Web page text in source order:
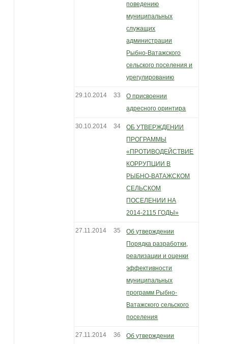
поведению
муниципальных
служащих
администрации
Рыбно-Ватажского
сельского поселения и
урегулированию
29.10.2014 33
О присвоении
адресного оринтира
30.10.2014 34
ОБ УТВЕРЖДЕНИИ
ПРОГРАММЫ
«ПРОТИВОДЕЙСТВИЕ
КОРРУПЦИИ В
РЫБНО-ВАТАЖСКОМ
СЕЛЬСКОМ
ПОСЕЛЕНИИ НА
2014-2115 ГОДЫ»
27.11.2014 35
Об утверждении
Порядка разработки,
реализации и оценки
эффективности
муниципальных
программ Рыбно-
Ватажского сельского
поселения
27.11.2014 36
Об утверждении